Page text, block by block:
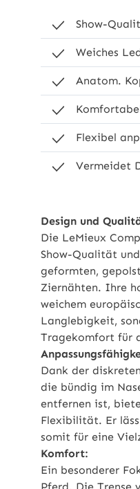
Show-
Weiches
Anatom.
Flexibel
Vermeidet
Design und
Die LeMieux
Show-Qualität
geformten,
Ziernähten. Ihre
weichem
Langlebigkeit,
Tragekomfort für
Dank der
die bündig im
entfernen ist,
Flexibilität. Er
somit für eine
Komfort:
Ein besonderer